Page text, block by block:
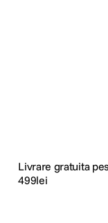
Livrare gratuita
499lei